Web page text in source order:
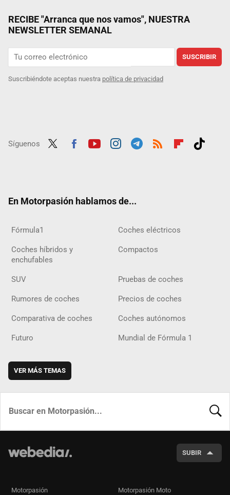
RECIBE "Arranca que nos vamos", NUESTRA
NEWSLETTER SEMANAL
SUSCRIBIR
Suscribiéndote aceptas nuestra política de privacidad
Síguenos
En Motorpasión hablamos de...
Fórmula1 Coches eléctricos
Coches híbridos y
enchufables
Compactos
SUV Pruebas de coches
Rumores de coches Precios de coches
Comparativa de coches Coches autónomos
Futuro Mundial de Fórmula 1
VER MÁS TEMAS
SUBIR
Motorpasión Motorpasión Moto